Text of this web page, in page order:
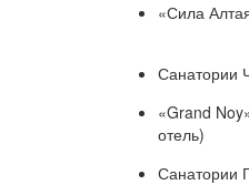
«Сила
Санатории
«Grand
отель)
Санатории